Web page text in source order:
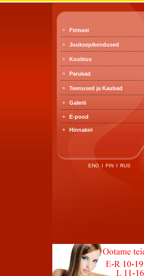
Firmast
Juuksepikendused
Koolitus
Parukad
Teenused ja Kaubad
Galerii
E-pood
Hinnakiri
ENG I FIN I RUS